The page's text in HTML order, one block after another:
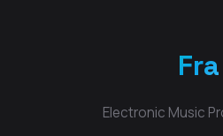
Fra
Electronic Music